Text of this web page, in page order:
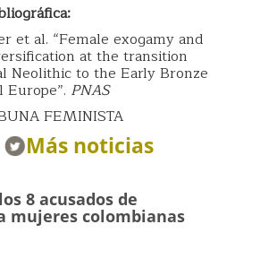
et al. “Female exogamy and
at the transition
Neolithic to the Early Bronze
PNAS
FEMINISTA
Más noticias
8 acusados de
mujeres colombianas